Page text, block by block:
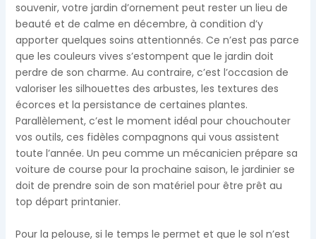
souvenir, votre jardin d’ornement peut rester un lieu de
beauté et de calme en décembre, à condition d’y
apporter quelques soins attentionnés. Ce n’est pas parce
que les couleurs vives s’estompent que le jardin doit
perdre de son charme. Au contraire, c’est l’occasion de
valoriser les silhouettes des arbustes, les textures des
écorces et la persistance de certaines plantes.
Parallèlement, c’est le moment idéal pour chouchouter
vos outils, ces fidèles compagnons qui vous assistent
toute l’année. Un peu comme un mécanicien prépare sa
voiture de course pour la prochaine saison, le jardinier se
doit de prendre soin de son matériel pour être prêt au
top départ printanier.
Pour la pelouse, si le temps le permet et que le sol n’est